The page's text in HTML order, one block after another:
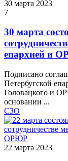
30 марта 2023
7
30 марта
епархией и
Подписано
Петербугской
Головацкого и
основании ...
СЗО
22 марта 2023